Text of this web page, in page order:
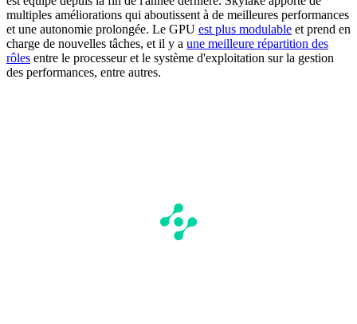
multiples améliorations qui aboutissent à de meilleures performances
et une autonomie prolongée. Le GPU est plus modulable et prend en
charge de nouvelles tâches, et il y a une meilleure répartition des
rôles entre le processeur et le système d'exploitation sur la gestion
des performances, entre autres.